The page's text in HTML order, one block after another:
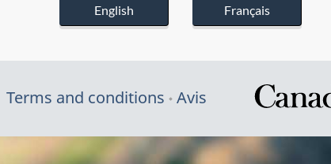
English Français
Terms and conditions Avis